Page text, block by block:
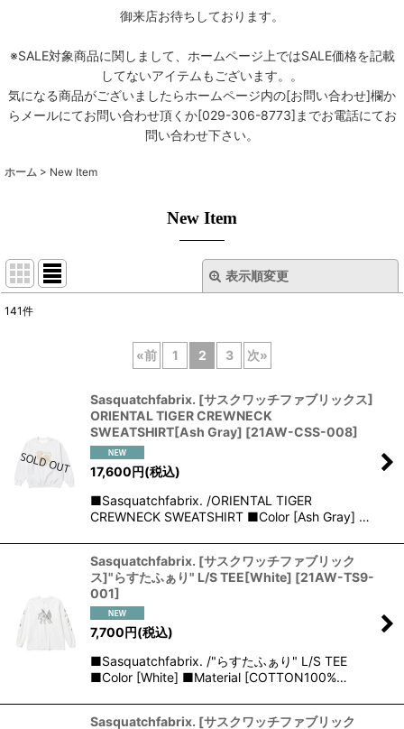
御来店お待ちしております。
※SALE対象商品に関しまして、ホームページ上ではSALE価格を記載
してないアイテムもございます。。
気になる商品がございましたらホームページ内の[お問い合わせ]欄か
らメールにてお問い合わせ頂くか[029-306-8773]までお電話にてお
問い合わせ下さい。
ホーム > New Item
New Item
表示順変更
絞り込む
141件
«前 1 2 3 次»
Sasquatchfabrix. [サスクワッチファブリックス]
ORIENTAL TIGER CREWNECK
SWEATSHIRT[Ash Gray] [21AW-CSS-008]
17,600円(税込)
■Sasquatchfabrix. /ORIENTAL TIGER
CREWNECK SWEATSHIRT ■Color [Ash Gray] …
Sasquatchfabrix. [サスクワッチファブリック
ス]"らすたふぁり" L/S TEE[White] [21AW-TS9-
001]
7,700円(税込)
■Sasquatchfabrix. /"らすたふぁり" L/S TEE
■Color [White] ■Material [COTTON100%…
Sasquatchfabrix. [サスクワッチファブリック